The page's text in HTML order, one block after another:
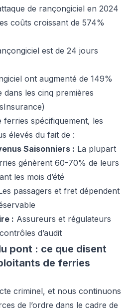
de rançongiciel en 2024
coûts croissant de 574%
est de 24 jours
ont augmenté de 149%
dans les cinq premières
ferries spécifiquement, les
élevés du fait de :
Saisonniers : La plupart
génèrent 60-70% de leurs
les mois d’été
passagers et fret dépendent
: Assureurs et régulateurs
d’audit
pont : ce que disent
de ferries
criminel, et nous continuons
de l’ordre dans le cadre de